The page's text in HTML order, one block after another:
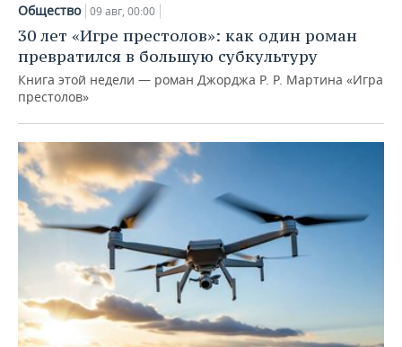
Общество 09 авг, 00:00
30 лет «Игре престолов»: как один роман
превратился в большую субкультуру
Книга этой недели — роман Джорджа Р. Р. Мартина «Игра
престолов»